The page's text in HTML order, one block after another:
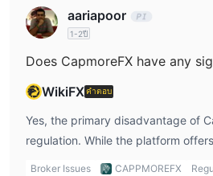
google, microsoft และอื่นๆ
โลหะ: การซื้อขายโลหะเกี่ยวข้องกับการ
แพลทินัม และโลหะมีค่าอื่นๆ สินทรัพย์เห
หลบภัยในช่วงเวลาที่เศรษฐกิจไม่แน่นอน
สกุลเงินดิจิทัล: การซื้อขายสกุลเงินดิจิทั
สกุลเงินดิจิทัล เช่น Bitcoin, Ethereum,
เหล่านี้มีความผันผวนสูงและต้องการแนว
พลังงาน
: การซื้อขายพลังงานเกี่ยวข้อง
times, which is something I’d want
making a deposit or withdrawal. In
I would recommend contacting
especially any associated fees or
aariapoor
1-2ปี
WikiFXคำตอบ
Yes, the primary disadvantage of
regulation. While the platform
such as a wide range of tradable
Broker Issues CAPPMOREFX